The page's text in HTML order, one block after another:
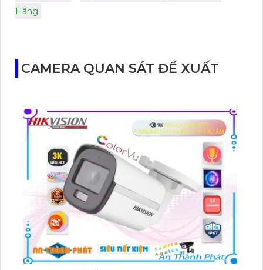
Hãng
CAMERA QUAN SÁT ĐỀ XUẤT